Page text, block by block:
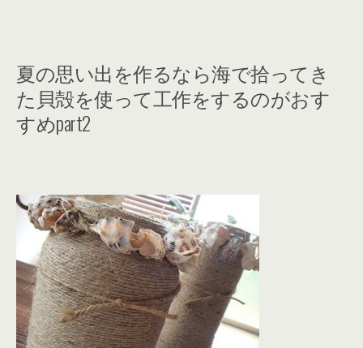
夏の思い出を作るなら海で拾ってき
た貝殻を使って工作をするのがおす
すめpart2